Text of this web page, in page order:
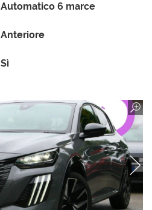
Automatico 6 marce
Anteriore
Sì